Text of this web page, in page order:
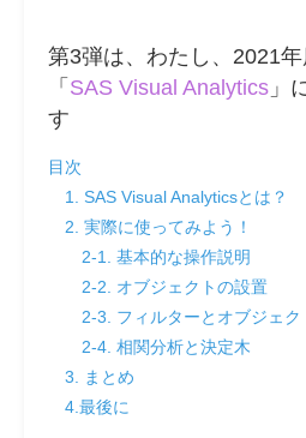
第3弾は、わたし、2021
「 SAS Visual Analytics 」
す
目次
1. SAS Visual Analyticsとは？
2. 実際に使ってみよう！
2-1. 基本的な操作説明
2-2. オブジェクトの設置
2-3. フィルターとオブジェク
2-4. 相関分析と決定木
3. まとめ
4.最後に